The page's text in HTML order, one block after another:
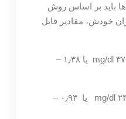
باید بر اساس روش
خودش، مقادیر قابل
۱۳۸ – ۳۷۵ mg/dl یا ۱٫۳۸ –
۹۳ – ۲۴۲ mg/dl یا ۰٫۹۳ –